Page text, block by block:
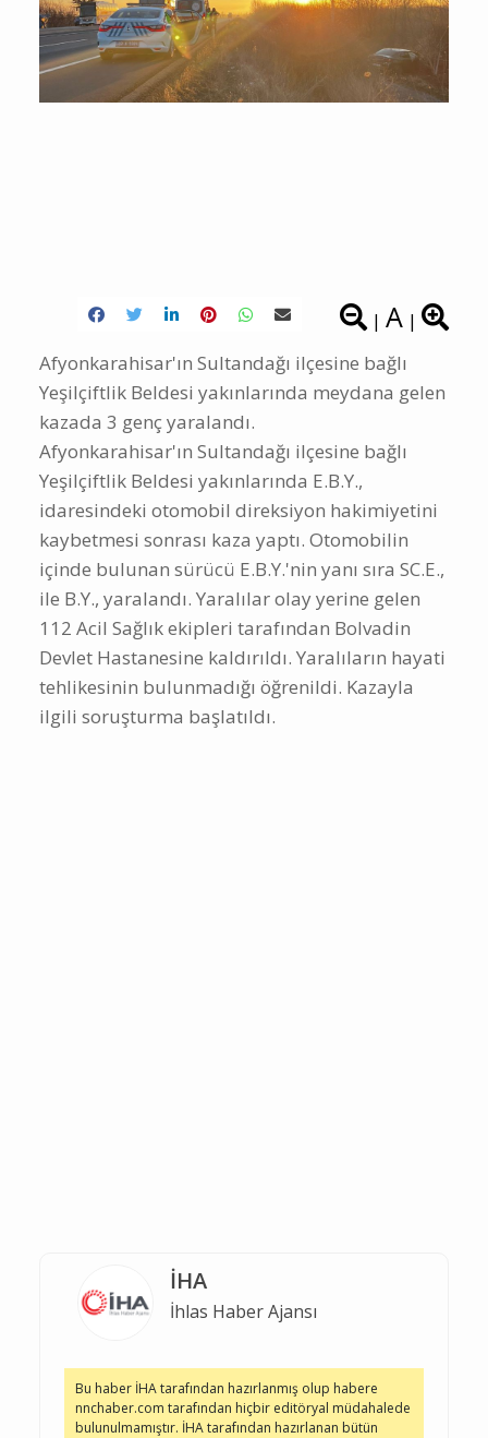
| A |
Afyonkarahisar'ın Sultandağı ilçesine bağlı
Yeşilçiftlik Beldesi yakınlarında meydana gelen
kazada 3 genç yaralandı.
Afyonkarahisar'ın Sultandağı ilçesine bağlı
Yeşilçiftlik Beldesi yakınlarında E.B.Y.,
idaresindeki otomobil direksiyon hakimiyetini
kaybetmesi sonrası kaza yaptı. Otomobilin
içinde bulunan sürücü E.B.Y.'nin yanı sıra SC.E.,
ile B.Y., yaralandı. Yaralılar olay yerine gelen
112 Acil Sağlık ekipleri tarafından Bolvadin
Devlet Hastanesine kaldırıldı. Yaralıların hayati
tehlikesinin bulunmadığı öğrenildi. Kazayla
ilgili soruşturma başlatıldı.
İHA
İhlas Haber Ajansı
Bu haber İHA tarafından hazırlanmış olup habere
nnchaber.com tarafından hiçbir editöryal müdahalede
bulunulmamıştır. İHA tarafından hazırlanan bütün